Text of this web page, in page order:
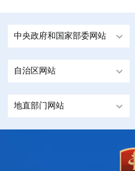
中央政府和国家部委网站
自治区网站
地直部门网站